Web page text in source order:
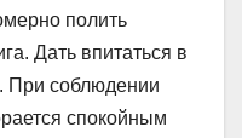
полить
Дать впитаться в
При соблюдении
спокойным